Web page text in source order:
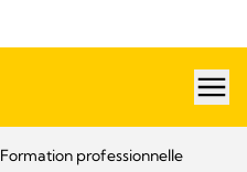
Formation professionnelle